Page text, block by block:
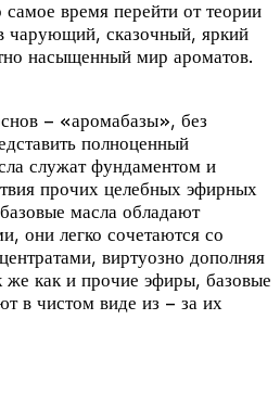
время перейти от теории
чарующий, сказочный, яркий
насыщенный мир ароматов.
– «аромабазы», без
полноценный
служат фундаментом и
прочих целебных эфирных
масла обладают
они легко сочетаются со
виртуозно дополняя
же как и прочие эфиры, базовые
в чистом виде из – за их